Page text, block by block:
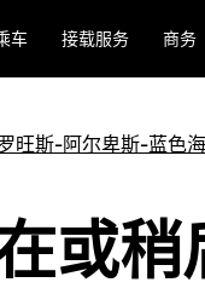
车 接载服务 商务
旺斯-阿尔卑斯-蓝色
或稍